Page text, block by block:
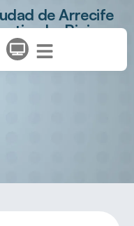
de Arrecife
La Rioja